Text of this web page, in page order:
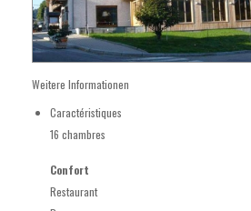
Weitere Informationen
Caractéristiques
16 chambres
Confort
Restaurant